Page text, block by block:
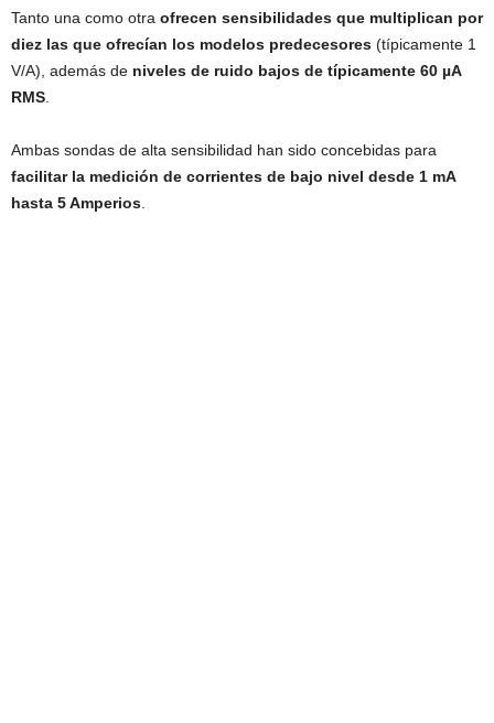
Tanto una como otra ofrecen sensibilidades que multiplican por
diez las que ofrecían los modelos predecesores (típicamente 1
V/A), además de niveles de ruido bajos de típicamente 60 µA
RMS
Ambas sondas de alta sensibilidad han sido concebidas para
facilitar la medición de corrientes de bajo nivel desde 1 mA
hasta 5 Amperios